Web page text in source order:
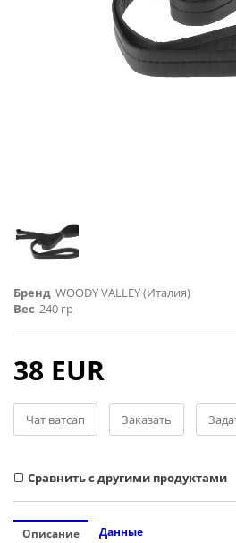
Бренд WOODY VALLEY (Италия)
Вес 240 гр
38 EUR
Чат ватсап Заказать
Cравнить с другими продуктами
Описание Данные